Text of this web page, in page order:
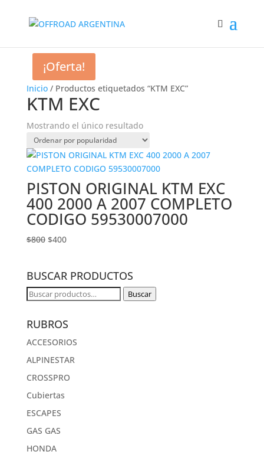
Inicio/ Productos etiquetados “KTM EXC”
KTM EXC
Mostrando el único resultado
¡Oferta!
PISTON ORIGINAL KTM EXC
400 2000 A 2007 COMPLETO
CODIGO 59530007000
$800 El
era:
$800.
$400El
es:
$400.
BUSCAR PRODUCTOS
Buscar
Buscar
RUBROS
ACCESORIOS
ALPINESTAR
CROSSPRO
Cubiertas
ESCAPES
GAS GAS
HONDA